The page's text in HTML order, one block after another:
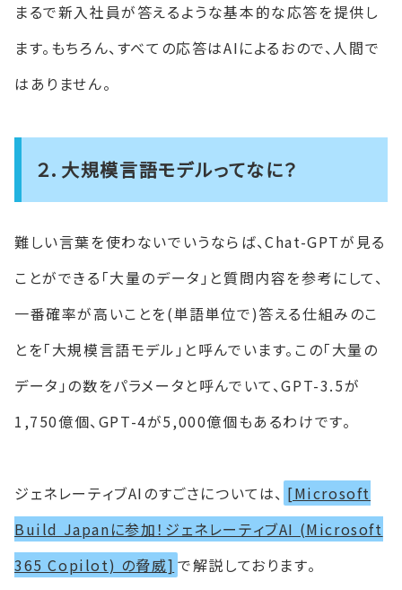
まるで新入社員が答えるような基本的な応答を提供し
ます。もちろん、すべての応答はAIによるおので、人間で
はありません。
２．大規模言語モデルってなに？
難しい言葉を使わないでいうならば、Chat-GPTが見る
ことができる「大量のデータ」と質問内容を参考にして、
一番確率が高いことを(単語単位で)答える仕組みのこ
とを「大規模言語モデル」と呼んでいます。この「大量の
データ」の数をパラメータと呼んでいて、GPT-3.5が
1,750億個、GPT-4が5,000億個もあるわけです。
ジェネレーティブAIのすごさについては、 [Microsoft
Build Japanに参加！ジェネレーティブAI (Microsoft
365 Copilot) の脅威] で解説しております。